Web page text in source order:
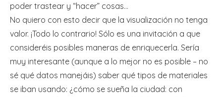
poder trastear y “hacer” cosas…
No quiero con esto decir que la visualización no tenga
valor. ¡Todo lo contrario! Sólo es una invitación a que
consideréis posibles maneras de enriquecerla. Sería
muy interesante (aunque a lo mejor no es posible – no
sé qué datos manejáis) saber qué tipos de materiales
se iban usando: ¿cómo se sueña la ciudad: con